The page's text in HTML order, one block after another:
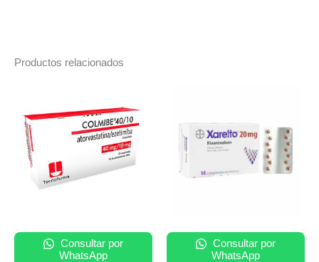
Productos relacionados
Consultar por
WhatsApp
Consultar por
WhatsApp